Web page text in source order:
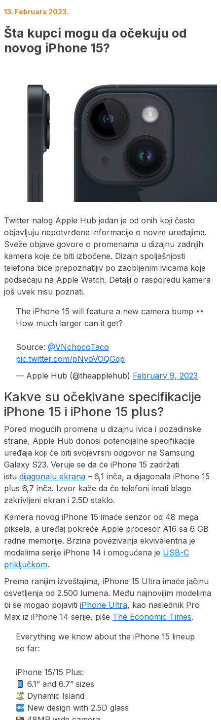
13. Februara 2023.
Šta kupci mogu da očekuju od
novog iPhone 15?
Twitter nalog Apple Hub jedan je od onih koji često
objavljuju nepotvrđene informacije o novim uređajima.
Sveže objave govore o promenama u dizajnu zadnjih
kamera koje će biti izbočene. Dizajn spoljašnjosti
telefona biće prepoznatljiv po zaobljenim ivicama koje
podsećaju na Apple Watch. Detalji o rasporedu kamera
još uvek nisu poznati.
The iPhone 15 will feature a new camera bump
How much larger can it get?
Source: @VNchocoTaco
pic.twitter.com/pNyoVOQGqp
— Apple Hub (@theapplehub) February 9, 2023
Kakve su očekivane specifikacije
iPhone 15 i iPhone 15 plus?
Pored mogućih promena u dizajnu ivica i pozadinske
strane, Apple Hub donosi potencijalne specifikacije
uređaja koji će biti svojevrsni odgovor na Samsung
Galaxy S23. Veruje se da će iPhone 15 zadržati
istu dijagonalu ekrana – 6,1 inča, a dijagonala iPhone 15
plus 6,7 inča. Izvor kaže da će telefoni imati blago
zakrivljeni ekran i 2.5D staklo.
Kamera novog iPhone 15 imaće senzor od 48 mega
piksela, a uređaj pokreće Apple procesor A16 sa 6 GB
radne memorije. Brzina povezivanja ekvivalentna je
modelima serije iPhone 14 i omogućena je USB-C
priključkom.
Prema ranijim izveštajima, iPhone 15 Ultra imaće jačinu
osvetljenja od 2.500 lumena. Među najnovijim modelima
bi se mogao pojaviti iPhone Ultra, kao naslednik Pro
Max iz iPhone 14 serije, piše The Economic Times.
Everything we know about the iPhone 15 lineup
so far:
iPhone 15/15 Plus:
6.1” and 6.7” sizes
Dynamic Island
New design with 2.5D glass